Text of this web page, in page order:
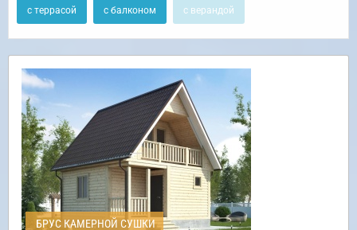
с террасой с балконом с верандой
БРУС КАМЕРНОЙ СУШКИ